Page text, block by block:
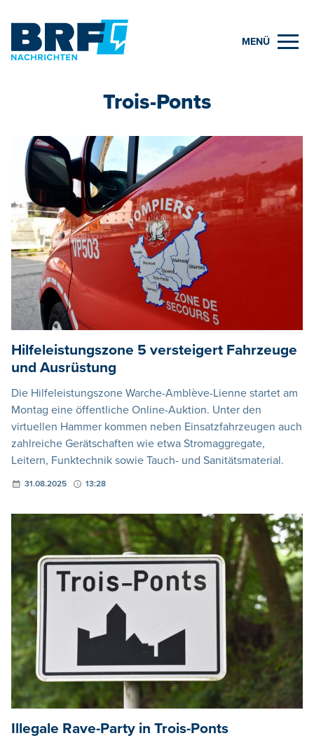
MENÜ
Trois-Ponts
Hilfeleistungszone 5 versteigert Fahrzeuge
und Ausrüstung
Die Hilfeleistungszone Warche-Amblève-Lienne startet am
Montag eine öffentliche Online-Auktion. Unter den
virtuellen Hammer kommen neben Einsatzfahrzeugen auch
zahlreiche Gerätschaften wie etwa Stromaggregate,
Leitern, Funktechnik sowie Tauch- und Sanitätsmaterial.
31.08.2025 13:28
Illegale Rave-Party in Trois-Ponts